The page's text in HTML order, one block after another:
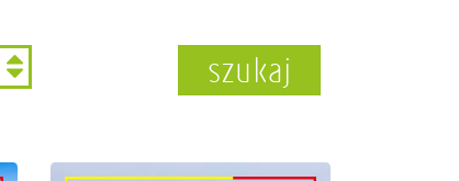
szukaj